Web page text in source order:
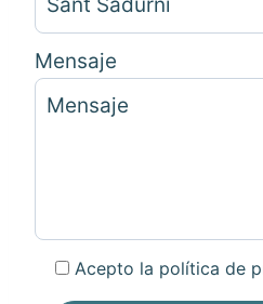
Mensaje
Acepto la política de